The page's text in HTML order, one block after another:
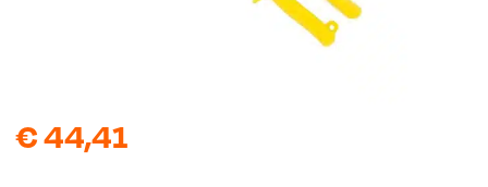
€44,41